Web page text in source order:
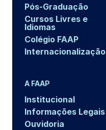
Pós-Graduação
Cursos Livres e
Idiomas
Colégio FAAP
Internacionalização
A FAAP
Institucional
Informações Legais
Ouvidoria